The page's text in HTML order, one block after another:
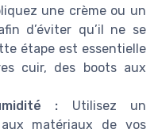
une crème ou un
d’éviter qu’il ne se
étape est essentielle
cuir, des boots aux
: Utilisez un
matériaux de vos